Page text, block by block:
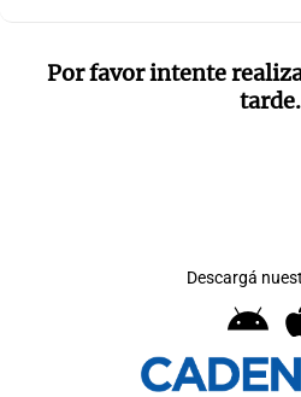
Por favor intente
tarde.
Descargá